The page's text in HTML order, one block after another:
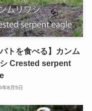
バトを食べる】カンム
Crested serpent
年8月5日